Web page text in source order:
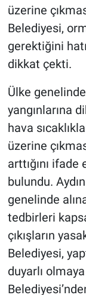
üzerine
Belediyesi,
gerektiğini
dikkat çekti.
Ülke
yangınlarına
hava
üzerine
arttığını
bulundu.
genelinde
tedbirleri
çıkışların
Belediyesi,
duyarlı